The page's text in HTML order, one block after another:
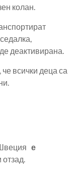
колан.
деактивирана.
всички деца са
Швецияе
отзад.